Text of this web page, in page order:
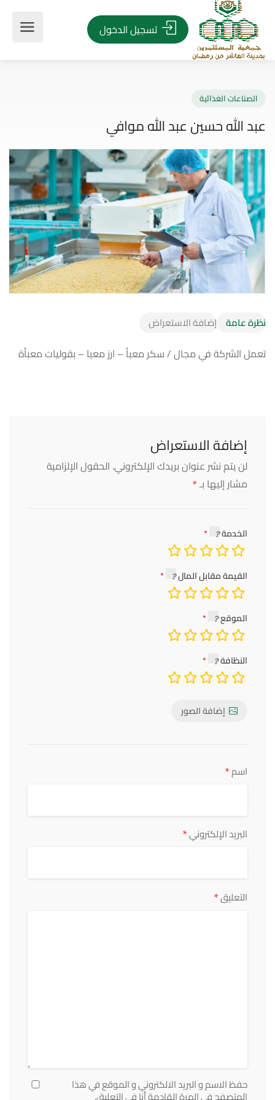
تسجيل الدخول
الله حسين عبد الله موافي
نظرة عامة إضافة الاستعراض
تعمل الشركة في مجال / سكر معبأ – ارز معبا – بقوليات معبأة
إضافة الاستعراض
لن يتم نشر عنوان بريدك الإلكتروني. الحقول الإلزامية
مشار إليها بـ*
الخدمة
القيمة مقابل المال
الموقع
النظافة
إضافة الصور
اسم*
البريد الإلكتروني*
التعليق*
حفظ الاسم و البريد الالكتروني و الموقع في هذا